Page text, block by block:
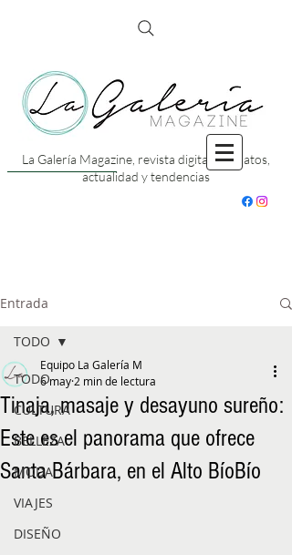
La Galería Magazine, revista digital con datos,
actualidad y tendencias
Entrada
TODO
CULTURA
BELLEZA
MODA
VIAJES
DISEÑO
TODO
Tinaja, masaje y desayuno sureño:
Este es el panorama que ofrece
Santa Bárbara, en el Alto BíoBío
Equipo La Galería M
6 may 2 min de lectura